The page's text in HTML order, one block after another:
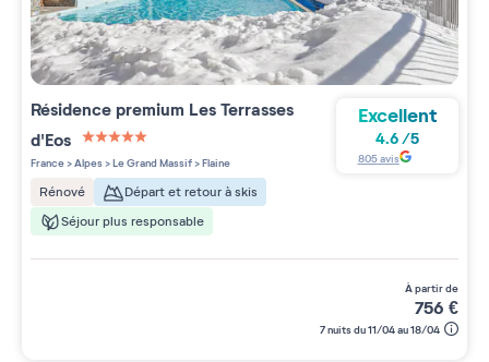
Résidence premium Les Terrasses
d'Eos
5 étoiles sur 5
France>Alpes>Le Grand Massif>Flaine
Rénové
Départ et retour à skis
Séjour plus responsable
Excellent
4.6/5
805avis
à partir de
756 €
7 nuits du 11/04 au 18/04